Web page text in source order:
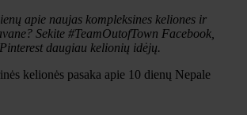
apie naujas kompleksines keliones ir
Sekite #TeamOutofTown Facebook,
daugiau kelionių idėjų.
kelionės pasaka apie 10 dienų Nepale